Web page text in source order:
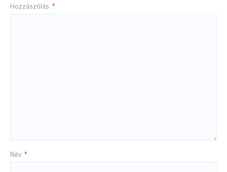
Hozzászólás *
Név *